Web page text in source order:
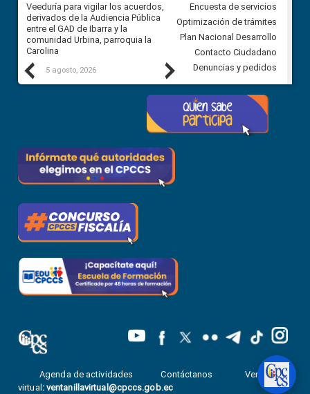
Previous
Veeduría para vigilar los acuerdos,
derivados de la Audiencia Pública
entre el GAD de Ibarra y la
comunidad Urbina, parroquia la
Carolina
5 agosto, 2026
CPCCS convoca a Veeduría
Ciudadana para vigilar el
en la Universidad de Cuenca
5 agosto, 2026
Next
Encuesta de servicios
Optimización de trámites
Plan Nacional Desarrollo
Contacto Ciudadano
Denuncias y pedidos
Agenda de actividades Contáctanos
Ventanilla
virtual: ventanillavirtual@cpccs.gob.ec